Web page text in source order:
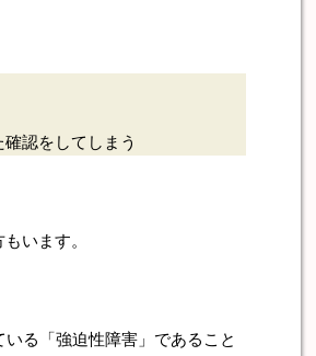
認をしてしまう
います。
る「強迫性障害」であること